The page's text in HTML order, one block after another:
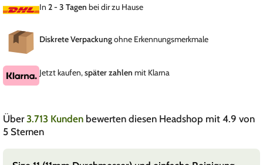
In 2 - 3 Tagen bei dir zu Hause
Diskrete Verpackungohne Erkennungsmerkmale
Jetzt kaufen,später zahlen mit Klarna
Über3.713 Kunden bewerten diesen Headshop mit 4.9 von
5 Sternen